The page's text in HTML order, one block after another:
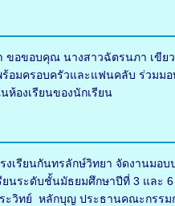
ขอขอบคุณ นางสาวฉัตรนภา เขีย
ร้อมครอบครัวและแฟนคลับ ร่วมม
ห้องเรียนของนักเรียน
งเรียนกันทรลักษ์วิทยา จัดงานมอ
นระดับชั้นมัธยมศึกษาปีที่ 3 และ
ะวิทย์ หลักบุญ ประธานคณะกรร